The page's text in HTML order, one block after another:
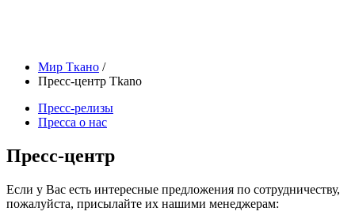
Мир Ткано /
Пресс-центр Tkano
Пресс-релизы
Пресса о нас
Пресс-центр
Если у Вас есть интересные предложения по сотрудничеству,
пожалуйста, присылайте их нашими менеджерам: